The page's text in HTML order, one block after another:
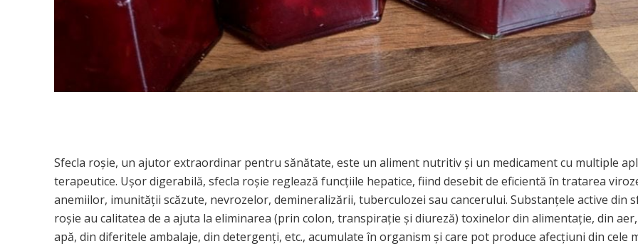
Sfecla roşie, un ajutor extraordinar pentru sănătate, este un aliment nutritiv şi un medicament cu multiple
terapeutice. Uşor digerabilă, sfecla roşie reglează funcțiile hepatice, fiind desebit de eficientă în tratarea
anemiilor, imunității scăzute, nevrozelor, demineralizării, tuberculozei sau cancerului. Substanţele active din
roşie au calitatea de a ajuta la eliminarea (prin colon, transpiraţie şi diureză) toxinelor din alimentaţie, din
apă, din diferitele ambalaje, din detergenți, etc., acumulate în organism şi care pot produce afecţiuni din cele